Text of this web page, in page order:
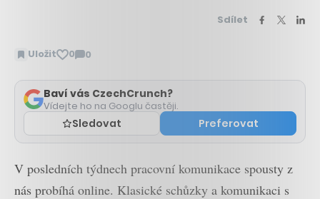
Sdílet
Uložit 0 0
Zobrazit
Baví vás CzechCrunch?
Vídejte ho na Googlu častěji.
Sledovat Preferovat
V posledních týdnech pracovní komunikace spousty z
nás probíhá online. Klasické schůzky a komunikaci s